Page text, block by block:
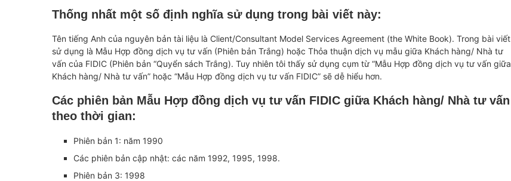
Thống nhất một số định nghĩa sử dụng trong bài viết này:
Tên tiếng Anh của nguyên bản tài liệu là Client/Consultant Model Services Agreement (the White Book). Trong bài viết
sử dụng là Mẫu Hợp đồng dịch vụ tư vấn (Phiên bản Trắng) hoặc Thỏa thuận dịch vụ mẫu giữa Khách hàng/ Nhà tư
vấn của FIDIC (Phiên bản “Quyển sách Trắng). Tuy nhiên tôi thấy sử dụng cụm từ “Mẫu Hợp đồng dịch vụ tư vấn giữa
Khách hàng/ Nhà tư vấn” hoặc “Mẫu Hợp đồng dịch vụ tư vấn FIDIC” sẽ dễ hiểu hơn.
Các phiên bản Mẫu Hợp đồng dịch vụ tư vấn FIDIC giữa Khách hàng/ Nhà tư vấn
theo thời gian:
Phiên bản 1: năm 1990
Các phiên bản cập nhật: các năm 1992, 1995, 1998.
Phiên bản 3: 1998